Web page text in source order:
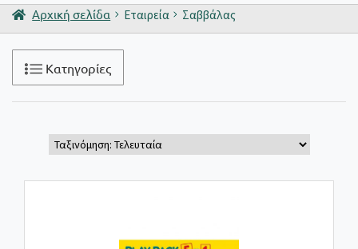
Είσοδος / Εγγραφή
Αρχική σελίδα Εταιρεία Σαββάλας
Κατηγορίες